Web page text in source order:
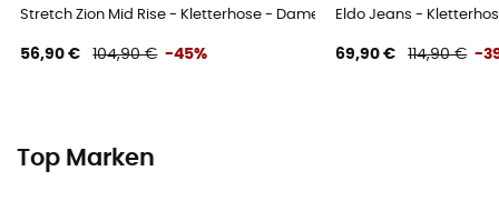
Stretch Zion Mid Rise - Kletterhose - Damen
56,90 € 104,90 € -45%
Eldo Jeans -
69,90 € 114,90 € -
Top Marken